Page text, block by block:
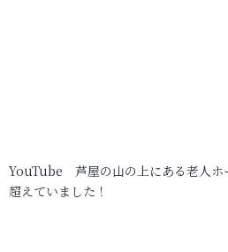
YouTube 芦屋の山の上にある老人ホ
超えていました！